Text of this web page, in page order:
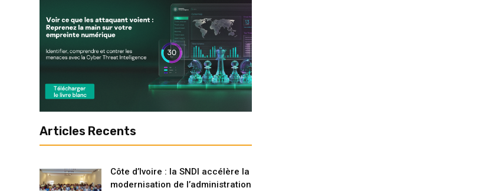
Articles Recents
Côte d’Ivoire : la SNDI accélère la
modernisation de l’administration